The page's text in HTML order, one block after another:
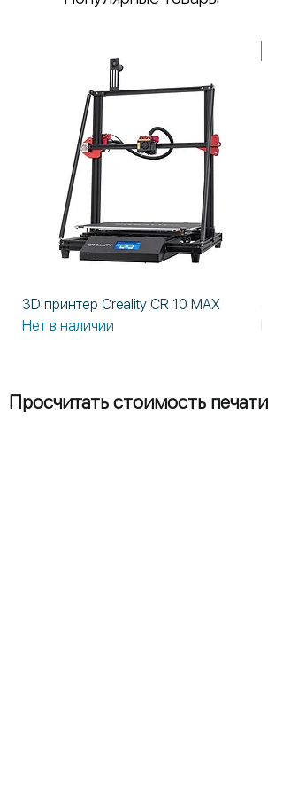
3D принтер Creality CR 10 MAX
Нет в наличии
Просчитать стоимость печати